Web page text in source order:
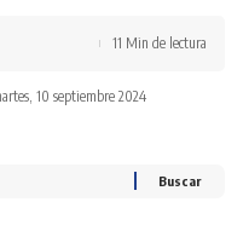
10 septiembre 2024
11 Min de lectura